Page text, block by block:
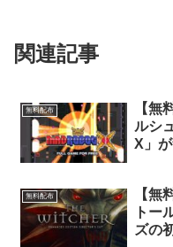
関連記事
無料配布
【無
ルシ
X」
無料配布
【無
トー
ズの